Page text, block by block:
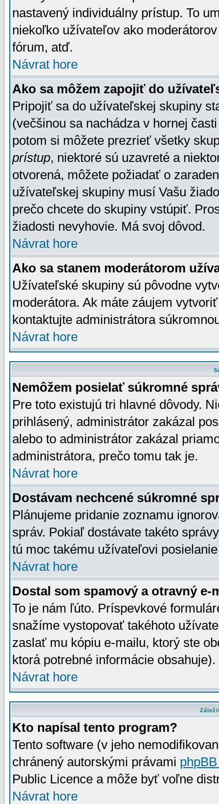
nastavený individuálny prístup. To
niekoľko užívateľov ako
fórum, atď.
Návrat hore
Ako sa môžem zapojiť do
Pripojiť sa do užívateľskej skupiny
(večšinou sa nachádza v hornej
potom si môžete prezrieť všetky
prístup, niektoré sú uzavreté a
otvorená, môžete požiadať o
užívateľskej skupiny musí Vašu
prečo chcete do skupiny vstúpiť.
žiadosti nevyhovie. Má svoj dôvod.
Návrat hore
Ako sa stanem moderátorom
Užívateľské skupiny sú pôvodne
moderátora. Ak máte záujem
kontaktujte administrátora
Návrat hore
Nemôžem posielať súkromné
Pre toto existujú tri hlavné dôvody.
prihlásený, administrátor zakázal
alebo to administrátor zakázal
administrátora, prečo tomu tak je.
Návrat hore
Dostávam nechcené súkromné
Plánujeme pridanie zoznamu
správ. Pokiaľ dostávate takéto
tú moc takému užívateľovi
Návrat hore
Dostal som spamový a otravný e-
To je nám ľúto. Príspevkové
snažíme vystopovať takéhoto
zaslať mu kópiu e-mailu, ktorý ste
ktorá potrebné informácie
Návrat hore
Kto napísal tento program?
Tento software (v jeho
chránený autorskými právami
Public Licence a môže byť voľne
Návrat hore